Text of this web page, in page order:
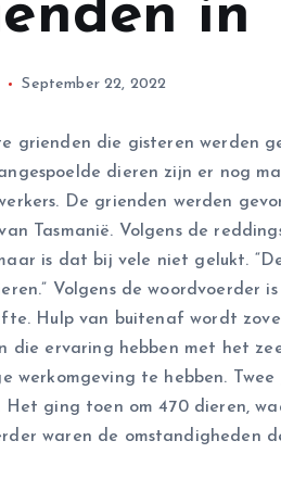
in
September 22, 2022
grienden die gisteren werden
dieren zijn er nog
De grienden werden
Tasmanië. Volgens de
is dat bij vele niet gelukt.
Volgens de woordvoerder
Hulp van buitenaf wordt
die ervaring hebben met het
werkomgeving te hebben.
Het ging toen om 470 dieren,
waren de omstandigheden